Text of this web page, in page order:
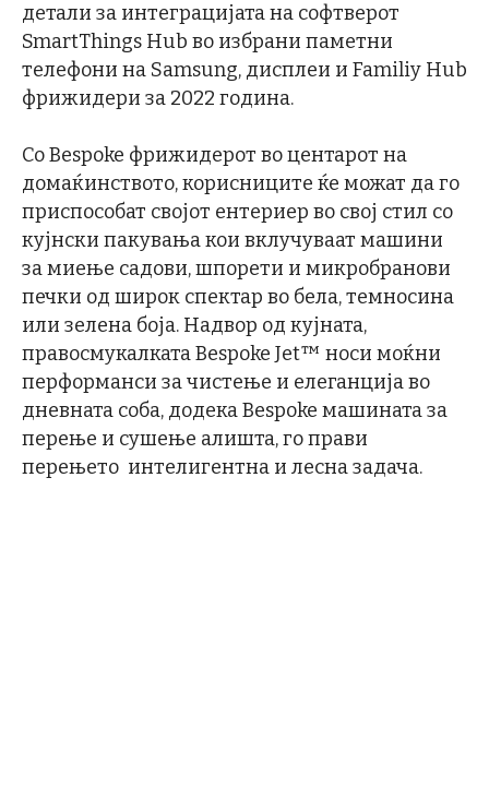
детали за интеграцијата на софтверот
SmartThings Hub во избрани паметни
телефони на Samsung, дисплеи и Familiy Hub
фрижидери за 2022 година.
Со Bespoke фрижидерот во центарот на
домаќинството, корисниците ќе можат да го
приспособат својот ентериер во свој стил со
кујнски пакувања кои вклучуваат машини
за миење садови, шпорети и микробранови
печки од широк спектар во бела, темносина
или зелена боја. Надвор од кујната,
правосмукалката Bespoke Jet™ носи моќни
перформанси за чистење и елеганција во
дневната соба, додека Bespoke машината за
перење и сушење алишта, го прави
перењето интелигентна и лесна задача.